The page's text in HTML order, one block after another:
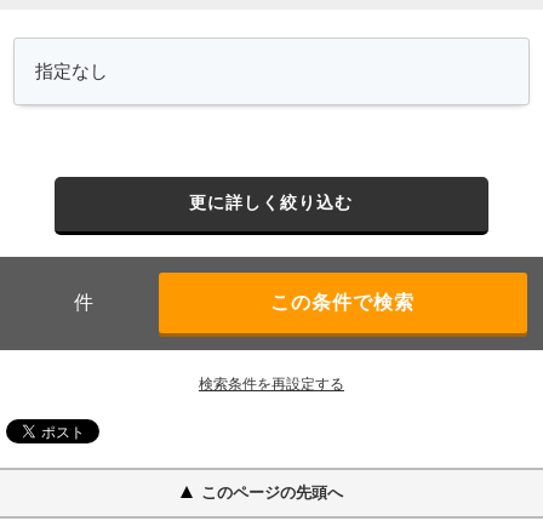
更に詳しく絞り込む
件
検索条件を再設定する
このページの先頭へ